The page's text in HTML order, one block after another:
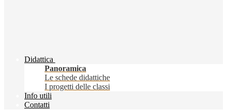
Didattica
Panoramica
Le schede didattiche
I progetti delle classi
Info utili
Contatti